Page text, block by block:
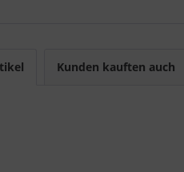
Kunden kauften auch